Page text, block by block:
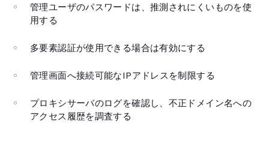
管理ユーザのパスワードは、推測されにくいものを使
用する
多要素認証が使用できる場合は有効にする
管理画面へ接続可能なIPアドレスを制限する
プロキシサーバのログを確認し、不正ドメイン名への
アクセス履歴を調査する